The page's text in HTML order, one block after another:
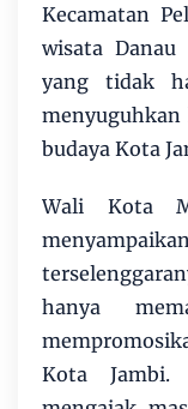
Kecamatan
wisata
yang tidak
menyuguhkan
budaya Kota
Wali Kota
hanya
Kota